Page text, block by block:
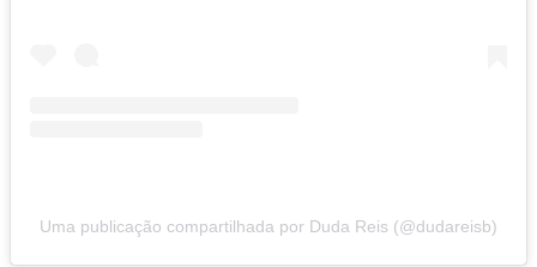
Uma publicação compartilhada por Duda Reis (@dudareisb)